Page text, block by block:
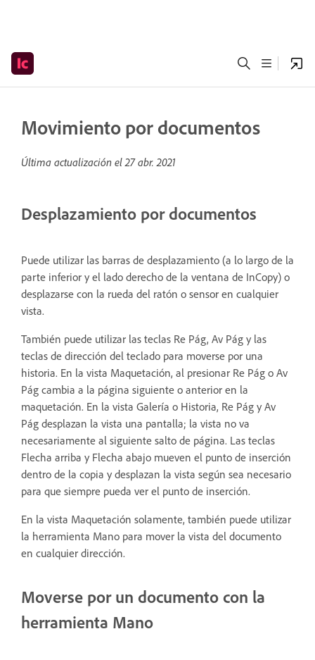
Movimiento por documentos
Última actualización el27 abr. 2021
Desplazamiento por documentos
Puede utilizar las barras de desplazamiento (a lo largo de la
parte inferior y el lado derecho de la ventana de InCopy) o
desplazarse con la rueda del ratón o sensor en cualquier
vista.
También puede utilizar las teclas Re Pág, Av Pág y las
teclas de dirección del teclado para moverse por una
historia. En la vista Maquetación, al presionar Re Pág o Av
Pág cambia a la página siguiente o anterior en la
maquetación. En la vista Galería o Historia, Re Pág y Av
Pág desplazan la vista una pantalla; la vista no va
necesariamente al siguiente salto de página. Las teclas
Flecha arriba y Flecha abajo mueven el punto de inserción
dentro de la copia y desplazan la vista según sea necesario
para que siempre pueda ver el punto de inserción.
En la vista Maquetación solamente, también puede utilizar
la herramienta Mano para mover la vista del documento
en cualquier dirección.
Moverse por un documento con la
herramienta Mano